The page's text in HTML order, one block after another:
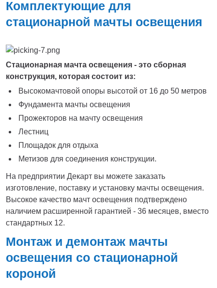
Комплектующие для
стационарной мачты освещения
Стационарная мачта освещения - это сборная
конструкция, которая состоит из:
Высокомачтовой опоры высотой от 16 до 50 метров
Фундамента мачты освещения
Прожекторов на мачту освещения
Лестниц
Площадок для отдыха
Метизов для соединения конструкции.
На предприятии Декарт вы можете заказать
изготовление, поставку и установку мачты освещения.
Высокое качество мачт освещения подтверждено
наличием расширенной гарантией - 36 месяцев, вместо
стандартных 12.
Монтаж и демонтаж мачты
освещения со стационарной
короной